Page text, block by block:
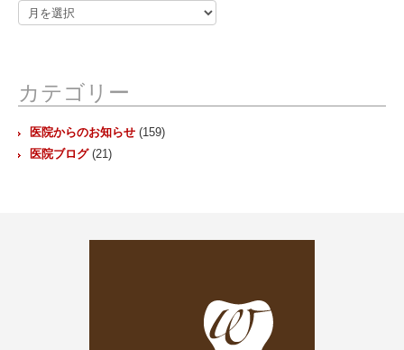
ア
ー
カテゴリー
医院からのお知らせ (159)
医院ブログ(21)